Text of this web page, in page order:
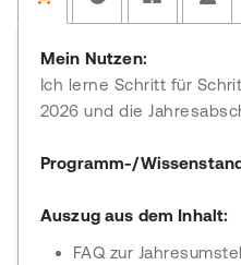
Mein Nutzen:
Ich lerne Schritt für
2026 und die
Programm-/
Auszug aus dem Inhalt:
FAQ zur